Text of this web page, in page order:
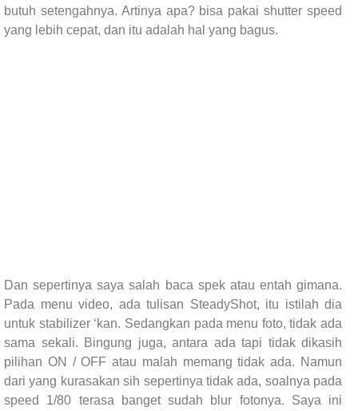
butuh setengahnya. Artinya apa? bisa pakai shutter speed
yang lebih cepat, dan itu adalah hal yang bagus.
Dan sepertinya saya salah baca spek atau entah gimana.
Pada menu video, ada tulisan SteadyShot, itu istilah dia
untuk stabilizer ‘kan. Sedangkan pada menu foto, tidak ada
sama sekali. Bingung juga, antara ada tapi tidak dikasih
pilihan ON / OFF atau malah memang tidak ada. Namun
dari yang kurasakan sih sepertinya tidak ada, soalnya pada
speed 1/80 terasa banget sudah blur fotonya. Saya ini